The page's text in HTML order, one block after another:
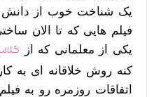
یک شناخت خوب از دانش
فیلم هایی که تا الان
یکی از معلمانی که از
کنه روش خلاقانه ای به
اتفاقات روزمره رو به